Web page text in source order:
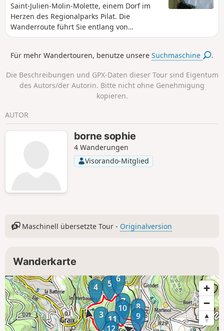
Saint-Julien-Molin-Molette, einem Dorf im
Herzen des Regionalparks Pilat. Die
Wanderroute führt Sie entlang von
Wasserläufen und bewaldeten Hügeln bis
Croix de Sainte-Blandine, das am Jakobsweg
bietet sich Ihnen bei gutem Wetter ein
schöner Blick bis zu den Alpen.
Für mehr Wandertouren, benutze unsereSuchmaschine .
Die Beschreibungen und GPX-Daten dieser Tour sind Eigentum
des Autors/der Autorin. Bitte nicht ohne Genehmigung
kopieren.
AUTOR
borne sophie
4 Wanderungen
Visorando-Mitglied
Maschinell übersetzte Tour - Originalversion
Wanderkarte
3
4 5 6
7
8
9
10
11
12